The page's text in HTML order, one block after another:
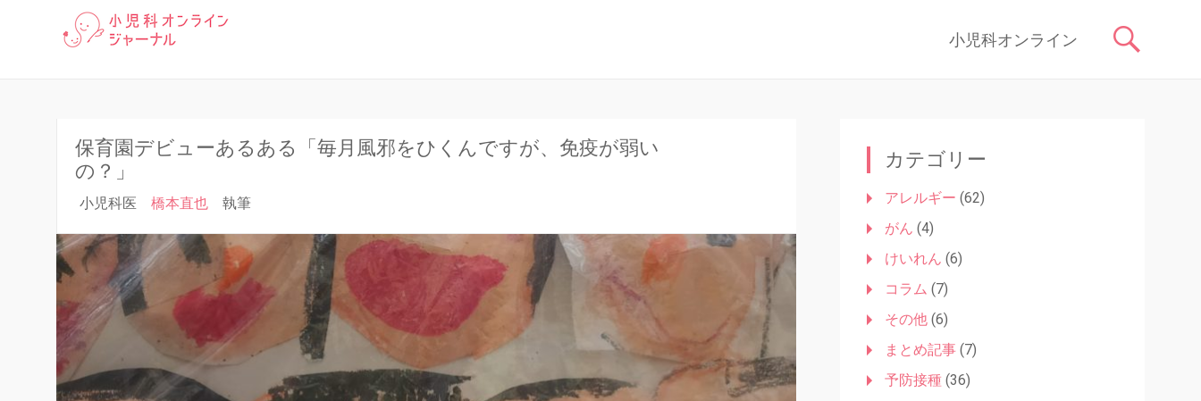
ン
ス
ッ
小児科オンライン
保育園デビューあるある「毎月風邪をひくんですが、免疫が弱い
の？」
小児科医 橋本直也 執筆
カテゴリー
アレルギー (62)
がん (4)
けいれん (6)
コラム (7)
その他(6)
まとめ記事(7)
予防接種(36)